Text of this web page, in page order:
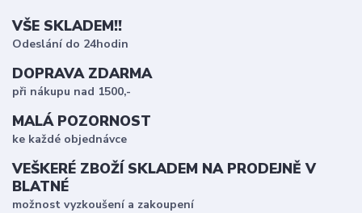
VŠE SKLADEM!!
Odeslání do 24hodin
DOPRAVA ZDARMA
při nákupu nad 1500,-
MALÁ POZORNOST
ke každé objednávce
VEŠKERÉ ZBOŽÍ SKLADEM NA PRODEJNĚ V
BLATNÉ
možnost vyzkoušení a zakoupení